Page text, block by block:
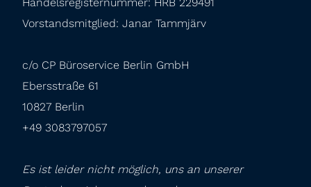
Vorstandsmitglied: Janar Tammjärv
c/o CP Büroservice Berlin GmbH
Ebersstraße 61
10827 Berlin
+49 3083797057
Es ist leider nicht möglich, uns an unserer